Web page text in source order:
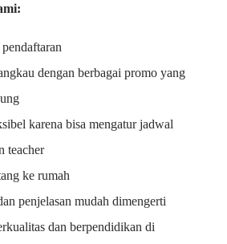
dengan berbagai promo yang
karena bisa mengatur jadwal
teacher
ke rumah
penjelasan mudah dimengerti
dan berpendidikan di